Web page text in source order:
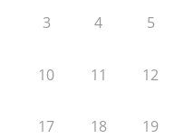
3 4 5
10 11 12
17 18 19